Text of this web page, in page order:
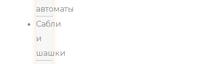
автоматы
Сабли
и
шашки